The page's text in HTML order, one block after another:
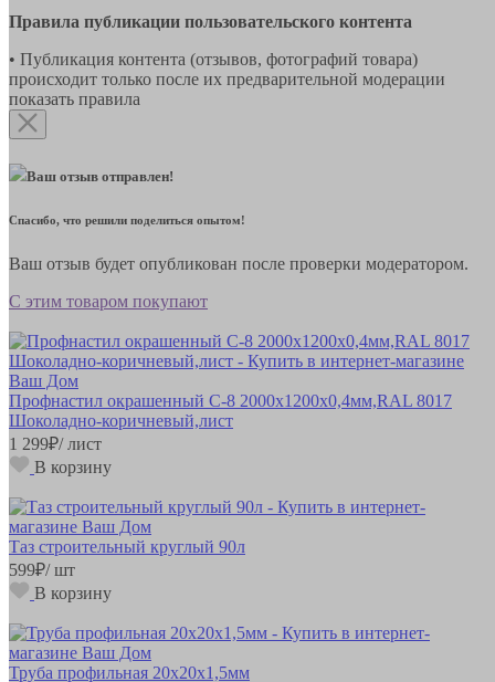
Правила публикации пользовательского контента
• Публикация контента (отзывов, фотографий товара)
происходит только после их предварительной модерации
показать правила
Ваш отзыв отправлен!
Спасибо, что решили поделиться опытом!
Ваш отзыв будет опубликован после проверки модератором.
С этим товаром покупают
Профнастил окрашенный С-8 2000х1200х0,4мм,RAL 8017
Шоколадно-коричневый,лист
1 299₽/ лист
В корзину
Таз строительный круглый 90л
599₽/ шт
В корзину
Труба профильная 20х20х1,5мм